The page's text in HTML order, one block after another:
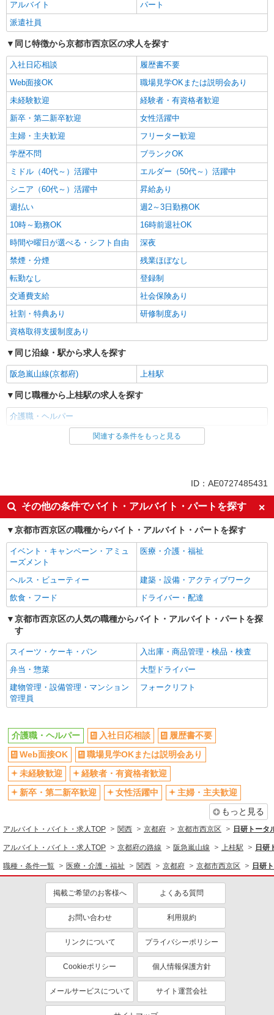
京都府京都市西京区御陵鴫谷9-5
キープ 詳細を見る
アルバイト
パート
派遣社員
同じ特徴から京都市西京区の求人を探す
入社日応相談
履歴書不要
Web面接OK
職場見学OKまたは説明会あり
未経験歓迎
経験者・有資格者歓迎
新卒・第二新卒歓迎
女性活躍中
主婦・主夫歓迎
フリーター歓迎
学歴不問
ブランクOK
ミドル（40代～）活躍中
エルダー（50代～）活躍中
シニア（60代～）活躍中
昇給あり
週払い
週2～3日勤務OK
10時～勤務OK
16時前退社OK
時間や曜日が選べる・シフト自由
深夜
禁煙・分煙
残業ほぼなし
転勤なし
登録制
交通費支給
社会保険あり
社割・特典あり
研修制度あり
資格取得支援制度あり
同じ沿線・駅から求人を探す
阪急嵐山線(京都府) 上桂駅
同じ職種から上桂駅の求人を探す
介護職・ヘルパー
同じ雇用形態から上桂駅の求人を探す
同じ特徴から上桂駅の求人を探す
入社日応相談
履歴書不要
Web面接OK
職場見学OKまたは説明会あり
未経験歓迎
経験者・有資格者歓迎
新卒・第二新卒歓迎
女性活躍中
主婦・主夫歓迎
フリーター歓迎
学歴不問
ブランクOK
ミドル（40代～）活躍中
エルダー（50代～）活躍中
シニア（60代～）活躍中
昇給あり
週払い
週2～3日勤務OK
10時～勤務OK
16時前退社OK
時間や曜日が選べる・シフト自由
転勤なし
登録制
交通費支給
社会保険あり
社割・特典あり
研修制度あり
資格取得支援制度あり
医療・介護・福祉
介護職・ヘルパー
同じ特徴から求人を探す
ミドル（40代～）活躍中
週2～3日勤務OK
深夜
関連する条件をもっと見る
ID：AE0727485431
その他の条件でバイト・アルバイト・パートを探す
京都市西京区の職種からバイト・アルバイト・パートを探す
イベント・キャンペーン・アミュ
ーズメント
医療・介護・福祉
ヘルス・ビューティー
建築・設備・アクティブワーク
飲食・フード
ドライバー・配達
京都市西京区の人気の職種からバイト・アルバイト・パートを探
す
スイーツ・ケーキ・パン
入出庫・商品管理・検品・検査
弁当・惣菜
大型ドライバー
建物管理・設備管理・マンション
管理員
フォークリフト
介護職・ヘルパー 入社日応相談
履歴書不要
Web面接OK
職場見学OKまたは説明会あり
未経験歓迎
経験者・有資格者歓迎
新卒・第二新卒歓迎
女性活躍中
主婦・主夫歓迎
もっと見る
アルバイト・バイト・求人TOP 関西 京都府 京都市西京区 日研トータ
アルバイト・バイト・求人TOP 京都府の路線 阪急嵐山線 上桂駅 日研
職種・条件一覧 医療・介護・福祉 関西 京都府 京都市西京区 日研
掲載ご希望のお客様へ よくある質問
お問い合わせ 利用規約
リンクについて プライバシーポリシー
Cookieポリシー 個人情報保護方針
メールサービスについて サイト運営会社